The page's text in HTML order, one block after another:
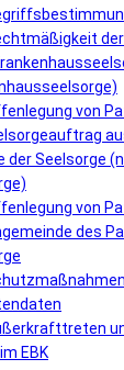
von
der Seelsorge
von
des
EBK